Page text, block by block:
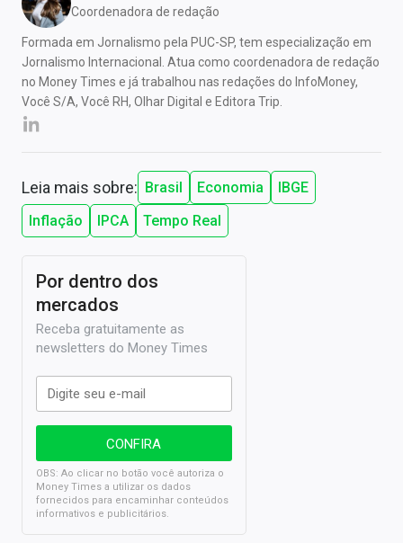
Coordenadora de redação
Formada em Jornalismo pela PUC-SP, tem especialização em
Jornalismo Internacional. Atua como coordenadora de redação
no Money Times e já trabalhou nas redações do InfoMoney,
Você S/A, Você RH, Olhar Digital e Editora Trip.
Leia mais sobre: Brasil Economia
IBGE
Inflação
IPCA Tempo Real
Por dentro dos
mercados
Receba gratuitamente as
newsletters do Money Times
OBS: Ao clicar no botão você autoriza o
Money Times a utilizar os dados
fornecidos para encaminhar conteúdos
informativos e publicitários.